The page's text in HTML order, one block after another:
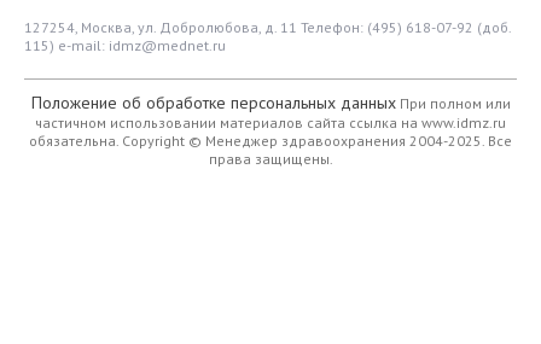
127254, Москва, ул. Добролюбова, д. 11 Телефон: (495) 618-07-92 (доб.
115) e-mail: idmz@mednet.ru
Положение об обработке персональных данныхПри полном или
частичном использовании материалов сайта ссылка на www.idmz.ru
обязательна. Copyright © Менеджер здравоохранения 2004-2025. Все
права защищены.